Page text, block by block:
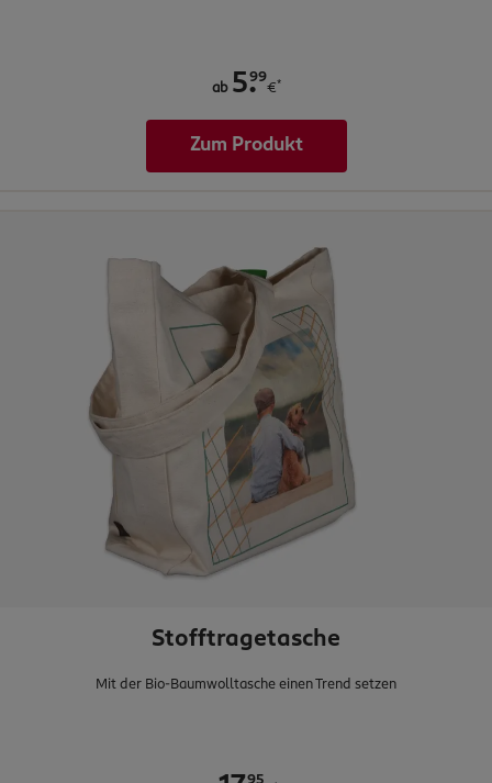
ab 5.
99
€*
Zum Produkt
Stofftragetasche
Mit der Bio-Baumwolltasche einen Trend setzen